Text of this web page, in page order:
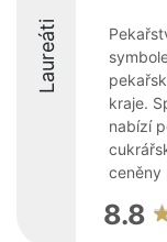
Laureáti
kraje.
nabízí
ceněny
8.8